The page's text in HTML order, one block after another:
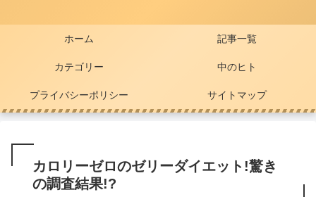
ホーム 記事一覧
カテゴリー 中のヒト
プライバシーポリシー サイトマップ
カロリーゼロのゼリーダイエット!驚き
の調査結果!?